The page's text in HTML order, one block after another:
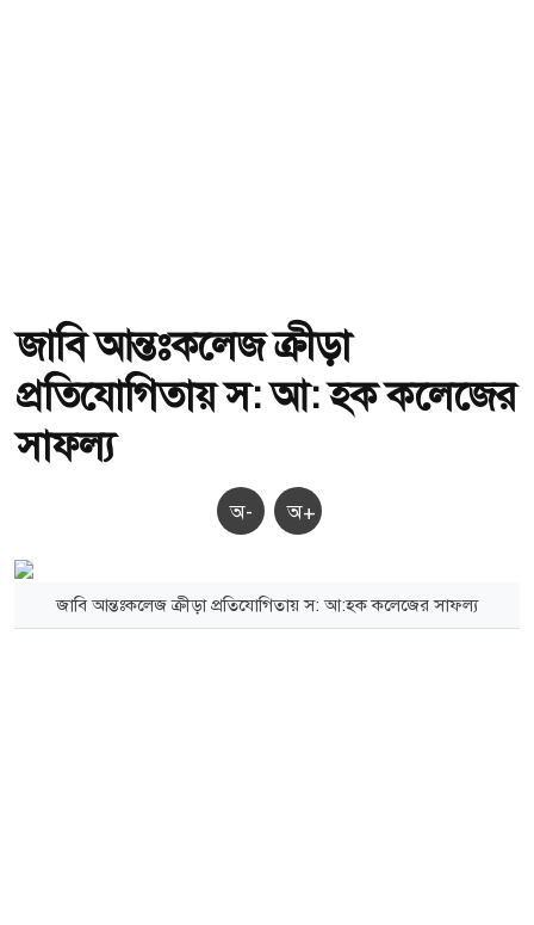
জাবি আন্তঃকলেজ ক্রীড়া
প্রতিযোগিতায় স: আ: হক কলেজের
সাফল্য
অ- অ+
জাবি আন্তঃকলেজ ক্রীড়া প্রতিযোগিতায় স: আ:হক কলেজের সাফল্য